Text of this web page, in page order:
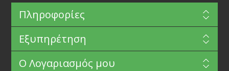
Πληροφορίες
Εξυπηρέτηση
Ο Λογαριασμός μου